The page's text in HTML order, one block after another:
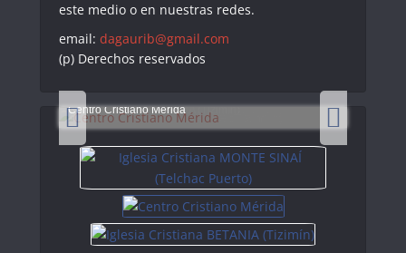
este medio o en nuestras redes.
email: dagaurib@gmail.com
(p) Derechos reservados
Iglesia Cristiana BETANIA (Tizimín)